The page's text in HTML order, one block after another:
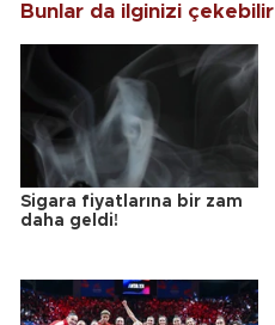
Bunlar da ilginizi çekebilir
Sigara fiyatlarına bir zam
daha geldi!